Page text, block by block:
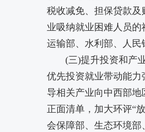
税收减免、担保贷款
业吸纳就业困难人员
运输部、水利部、人
(三)提升投资和产
优先投资就业带动能力
导相关产业向中西部
正面清单，加大环评“
会保障部、生态环境